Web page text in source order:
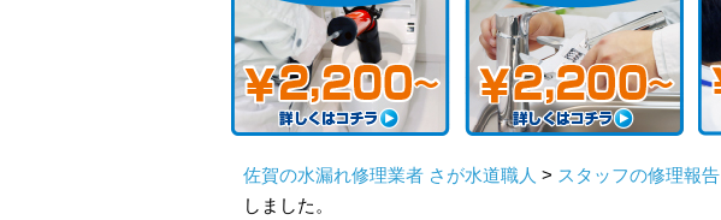
佐賀の水漏れ修理業者 さが水道職人 > スタッフの修理報告
しました。